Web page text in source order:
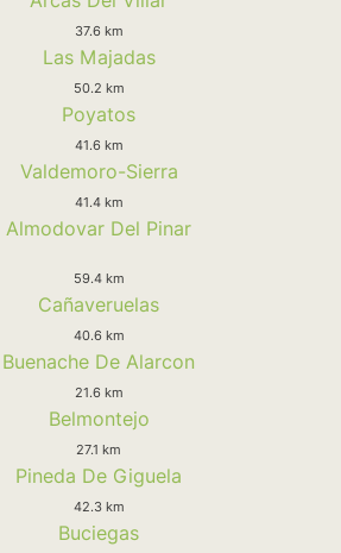
37.6 km
Las Majadas
50.2 km
Poyatos
41.6 km
Valdemoro-Sierra
41.4 km
Almodovar Del Pinar
59.4 km
Cañaveruelas
40.6 km
Buenache De Alarcon
21.6 km
Belmontejo
27.1 km
Pineda De Giguela
42.3 km
Buciegas